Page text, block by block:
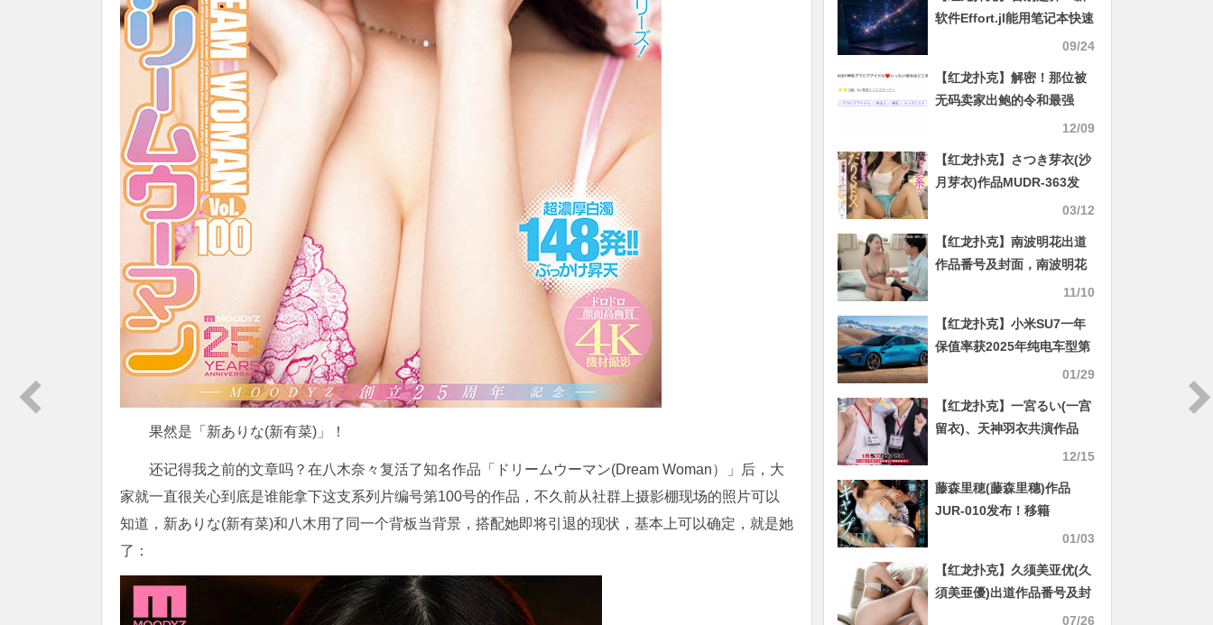
果然是「新ありな(新有菜)」！
还记得我之前的文章吗？在八木奈々复活了知名作品「ドリームウーマン(Dream Woman）」后，大
家就一直很关心到底是谁能拿下这支系列片编号第100号的作品，不久前从社群上摄影棚现场的照片可以
知道，新ありな(新有菜)和八木用了同一个背板当背景，搭配她即将引退的现状，基本上可以确定，就是她
了：
堂，7小时不间断！
软件Effort.jl能用笔记本快速
09/24
【红龙扑克】解密！那位被
无码卖家出鲍的令和最强
BODY神乳写真偶像是？12/09
【红龙扑克】さつき芽衣(沙
月芽衣)作品MUDR-363发
布！恶魔系妖艳侄女用肉体
她榨干了
03/12
【红龙扑克】南波明花出道
作品番号及封面，南波明花
11/10
【红龙扑克】小米SU7一年
保值率获2025年纯电车型第
01/29
【红龙扑克】一宮るい(一宫
留衣)、天神羽衣共演作品
START-475发布！1日女子
新人共演！
12/15
藤森里穂(藤森里穗)作品
JUR-010发布！移籍
Madonna！她在帐篷里被玩
01/03
【红龙扑克】久须美亚优(久
須美亜優)出道作品番号及封
面，久须美亚优个人简介07/26